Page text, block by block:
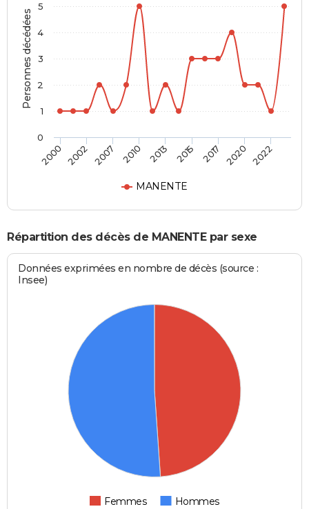
Personnes décédées
MANENTE
2000 2002 2007 2010 2013 2015 2017 2020 2022
0
1
2
3
4
5
Répartition des décès de MANENTE par sexe
Données exprimées en nombre de décès (source :
Insee)
Femmes Hommes